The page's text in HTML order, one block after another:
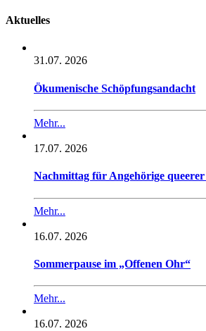
Aktuelles
31.07. 2026
Ökumenische Schöpfungsandacht
Mehr...
17.07. 2026
Nachmittag für Angehörige queerer
Mehr...
16.07. 2026
Sommerpause im „Offenen Ohr“
Mehr...
16.07. 2026